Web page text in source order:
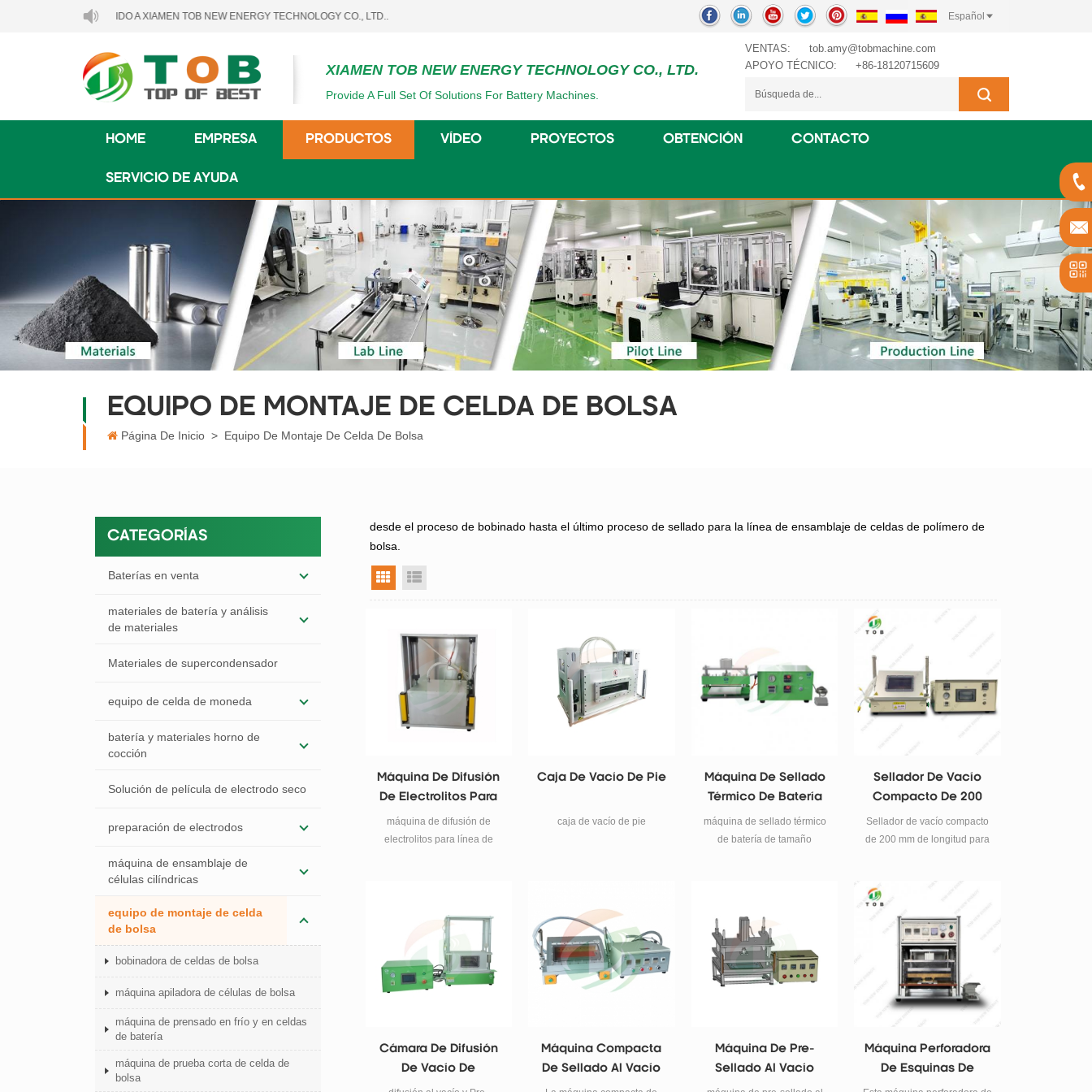
BIENVENIDO A XIAMEN TOB NEW ENERGY TECHNOLOGY CO., LTD.. Español
XIAMEN TOB NEW ENERGY TECHNOLOGY CO., LTD.
Provide A Full Set Of Solutions For Battery Machines.
VENTAS:
tob.amy@tobmachine.com
APOYO TÉCNICO:
+86-18120715609
HOME EMPRESA PRODUCTOS VÍDEO PROYECTOS OBTENCIÓN CONTACTO
SERVICIO DE AYUDA
EQUIPO DE MONTAJE DE CELDA DE BOLSA
Página De Inicio > Equipo De Montaje De Celda De Bolsa
CATEGORÍAS
Baterías en venta
materiales de batería y análisis
de materiales
Materiales de supercondensador
equipo de celda de moneda
batería y materiales horno de
cocción
Solución de película de electrodo seco
preparación de electrodos
máquina de ensamblaje de
células cilíndricas
equipo de montaje de celda
de bolsa
bobinadora de celdas de bolsa
máquina apiladora de células de bolsa
máquina de prensado en frío y en celdas
de batería
máquina de prueba corta de celda de
bolsa
desde el proceso de bobinado hasta el último proceso de sellado para la línea de ensamblaje de celdas de polímero de
bolsa.
vista en cuadrícula
Máquina De Difusión
De Electrolitos Para
Línea De Producción
De Baterías De
máquina de difusión de
electrolitos para línea de
Caja De Vacío De Pie
caja de vacío de pie
Máquina De Sellado
Térmico De Batería
De Tamaño Pequeño
Para Guantera
máquina de sellado térmico
de batería de tamaño
Sellador De Vacío
Compacto De 200
Mm De Longitud Para
Sellado Previo Al
Sellador de vacío compacto
de 200 mm de longitud para
Cámara De Difusión
De Vacío De
Electrolito De Batería
Máquina Compacta
De Sellado Al Vacío
350 * 200 Para
Máquina De Pre-
Sellado Al Vacío
Máquina Perforadora
De Esquinas De
Celdas Para Bolsas